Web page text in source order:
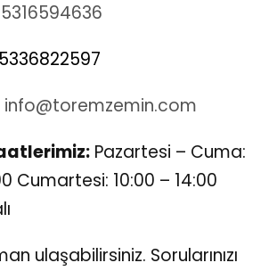
info@toremzemin.com
Pazartesi – Cuma:
Cumartesi: 10:00 – 14:00
ulaşabilirsiniz. Sorularınızı